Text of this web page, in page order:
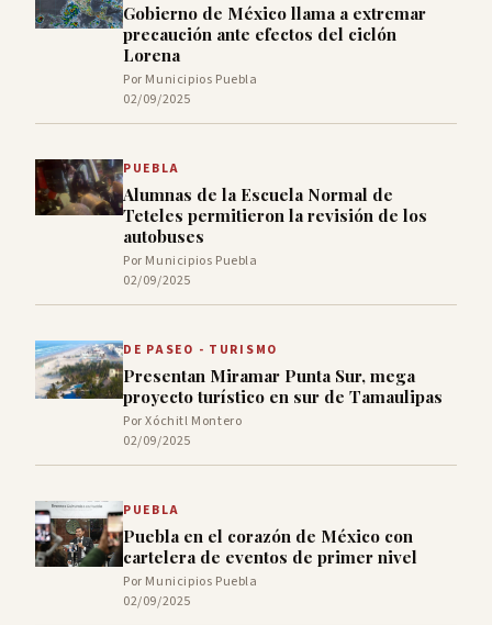
Gobierno de México llama a extremar
precaución ante efectos del ciclón
Lorena
Por Municipios Puebla
02/09/2025
PUEBLA
Alumnas de la Escuela Normal de
Teteles permitieron la revisión de los
autobuses
Por Municipios Puebla
02/09/2025
DE PASEO - TURISMO
Presentan Miramar Punta Sur, mega
proyecto turístico en sur de Tamaulipas
Por Xóchitl Montero
02/09/2025
PUEBLA
Puebla en el corazón de México con
cartelera de eventos de primer nivel
Por Municipios Puebla
02/09/2025